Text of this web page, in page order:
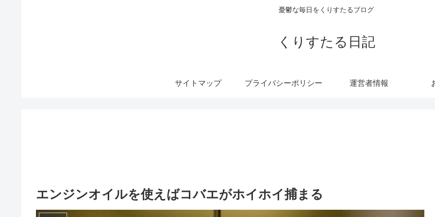
憂鬱な毎日をくりすたるブログ
くりすたる日記
サイトマップ プライバシーポリシー 運営者情報
エンジンオイルを使えばコバエがホイホイ捕まる